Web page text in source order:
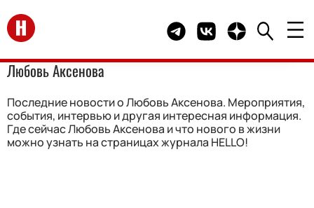
Перейти на главную Telegram канал HELLO
Группа HELLO
Канал HELLO в
Любовь Аксенова
Последние новости о Любовь Аксенова. Мероприятия,
события, интервью и другая интересная информация.
Где сейчас Любовь Аксенова и что нового в жизни
можно узнать на страницах журнала HELLO!